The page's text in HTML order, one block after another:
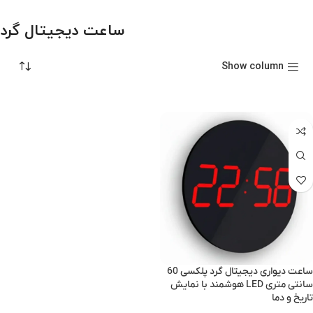
ساعت دیجیتال گرد
Show column
ساعت دیواری دیجیتال گرد پلکسی 60
سانتی متری LED هوشمند با نمایش
تاریخ و دما